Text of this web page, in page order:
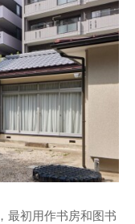
，最初用作书房和图书